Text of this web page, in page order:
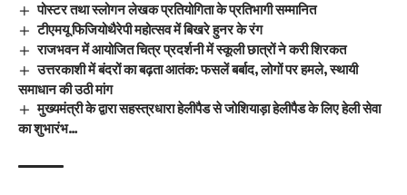
पोस्टर तथा स्लोगन लेखक प्रतियोगिता के प्रतिभागी सम्मानित
टीएमयू फिजियोथैरेपी महोत्सव में बिखरे हुनर के रंग
राजभवन में आयोजित चित्र प्रदर्शनी में स्कूली छात्रों ने करी शिरकत
उत्तरकाशी में बंदरों का बढ़ता आतंक: फसलें बर्बाद, लोगों पर हमले, स्थायी
समाधान की उठी मांग
मुख्यमंत्री के द्वारा सहस्त्रधारा हेलीपैड से जोशियाड़ा हेलीपैड के लिए हेली सेवा
का शुभारंभ…